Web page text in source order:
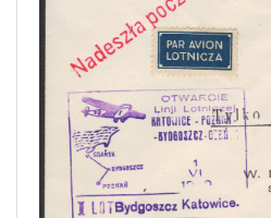
Regulation
Contact